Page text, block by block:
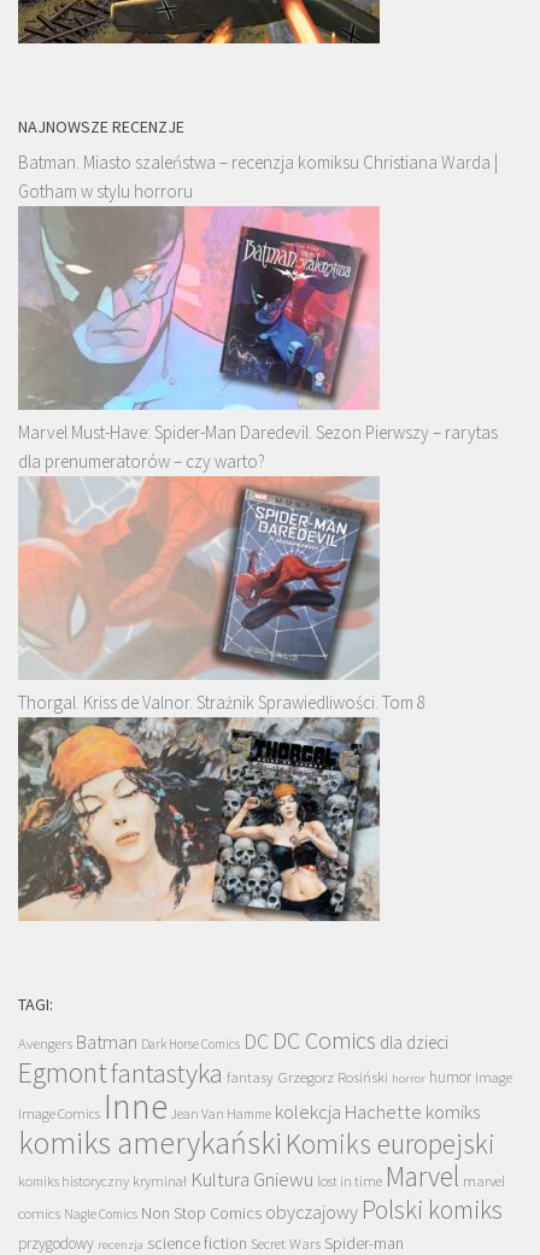
NAJNOWSZE RECENZJE
Batman. Miasto szaleństwa – recenzja komiksu Christiana Warda |
Gotham w stylu horroru
Marvel Must-Have: Spider-Man Daredevil. Sezon Pierwszy – rarytas
dla prenumeratorów – czy warto?
Thorgal. Kriss de Valnor. Strażnik Sprawiedliwości. Tom 8
TAGI:
Avengers Batman Dark Horse Comics DC DC Comics dla dzieci
Egmontfantastyka fantasy Grzegorz Rosiński horror humor Image
Image Comics Inne Jean Van Hamme kolekcja Hachette komiks
komiks amerykański Komiks europejski
komiks historyczny kryminał Kultura Gniewu lost in time Marvel marvel
comics Nagle Comics Non Stop Comics obyczajowy Polski komiks
przygodowy recenzja science fiction Secret Wars Spider-man